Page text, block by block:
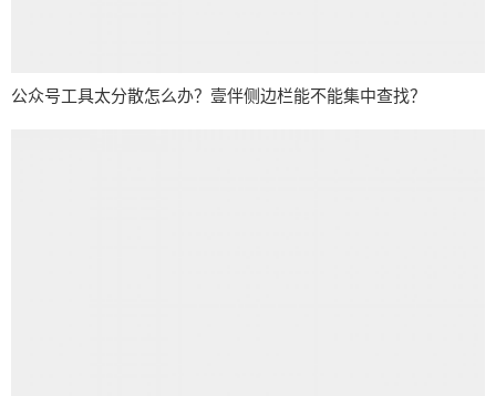
公众号工具太分散怎么办？壹伴侧边栏能不能集中查找？